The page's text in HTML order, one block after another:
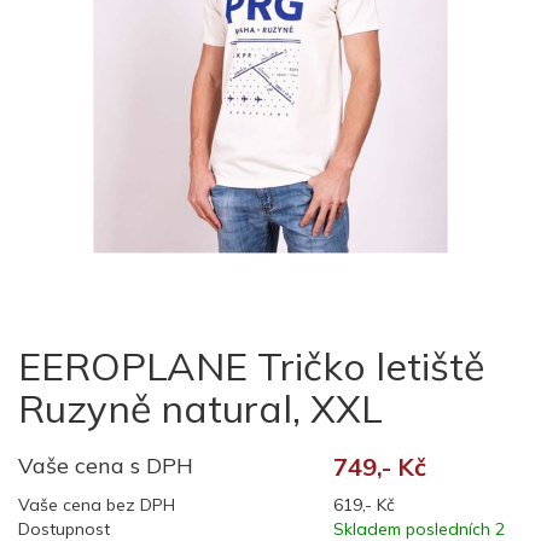
EEROPLANE Tričko letiště
Ruzyně natural, XXL
Vaše cena s DPH 749,- Kč
Vaše cena bez DPH
619,- Kč
Dostupnost
Skladem posledních 2